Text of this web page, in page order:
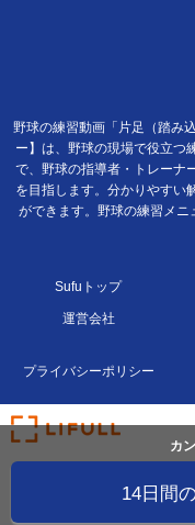
カ
14日間
野球の練習動画「片足（踏み
ー】は、野球の現場で役立つ
で、野球の指導者・トレーナ
を目指します。分かりやすい
ができます。野球の練習メ
Sufuトップ
運営会社
プライバシーポリシー